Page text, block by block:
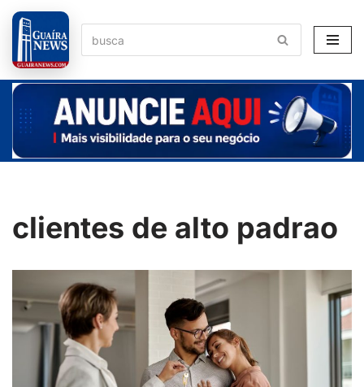
Pular
para
o
conteúdo
clientes de alto padrao